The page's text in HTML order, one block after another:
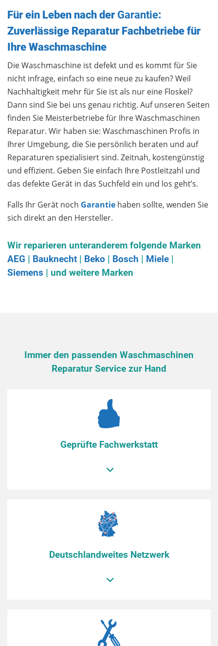
Für ein Leben nach der Garantie:
Zuverlässige Reparatur Fachbetriebe für
Ihre Waschmaschine
Die Waschmaschine ist defekt und es kommt für Sie
nicht infrage, einfach so eine neue zu kaufen? Weil
Nachhaltigkeit mehr für Sie ist als nur eine Floskel?
Dann sind Sie bei uns genau richtig. Auf unseren Seiten
finden Sie Meisterbetriebe für Ihre Waschmaschinen
Reparatur. Wir haben sie: Waschmaschinen Profis in
Ihrer Umgebung, die Sie persönlich beraten und auf
Reparaturen spezialisiert sind. Zeitnah, kostengünstig
und effizient. Geben Sie einfach Ihre Postleitzahl und
das defekte Gerät in das Suchfeld ein und los geht’s.
Falls Ihr Gerät noch Garantie haben sollte, wenden Sie
sich direkt an den Hersteller.
Wir reparieren unteranderem folgende Marken
AEG | Bauknecht | Beko | Bosch | Miele |
Siemens | und weitere Marken
Immer den passenden Waschmaschinen
Reparatur Service zur Hand
Geprüfte Fachwerkstatt
Deutschlandweites Netzwerk